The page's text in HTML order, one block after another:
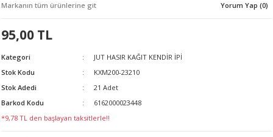
Markanın tüm ürünlerine git Yorum Yap (0)
95,00 TL
Kategori
JUT HASIR KAĞIT KENDİR İPİ
Stok Kodu
KXM200-23210
Stok Adedi
21 Adet
Barkod Kodu
6162000023448
*9,78 TL den başlayan taksitlerle!!